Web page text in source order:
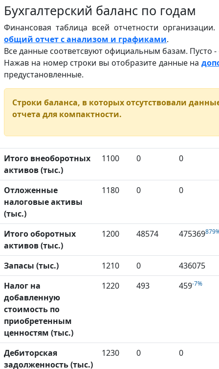
Бухгалтерский баланс по годам
Финансовая таблица всей отчетности
общий отчет с анализом и графиками.
Все данные соответсвуют официальным базам. Пусто
Нажав на номер строки вы отобразите данные на
предустановленные.
Строки баланса, в которых отсутствовали
отчета для компактности.
Итого внеоборотных
активов (тыс.)
1100 0 0
Отложенные
налоговые активы
(тыс.)
1180 0 0
Итого оборотных
активов (тыс.)
1200 48574 475369
Запасы (тыс.) 1210 0
436075
Налог на
добавленную
стоимость по
приобретенным
ценностям (тыс.)
1220 493 459-7%
Дебиторская
задолженность (тыс.)
1230 0 0